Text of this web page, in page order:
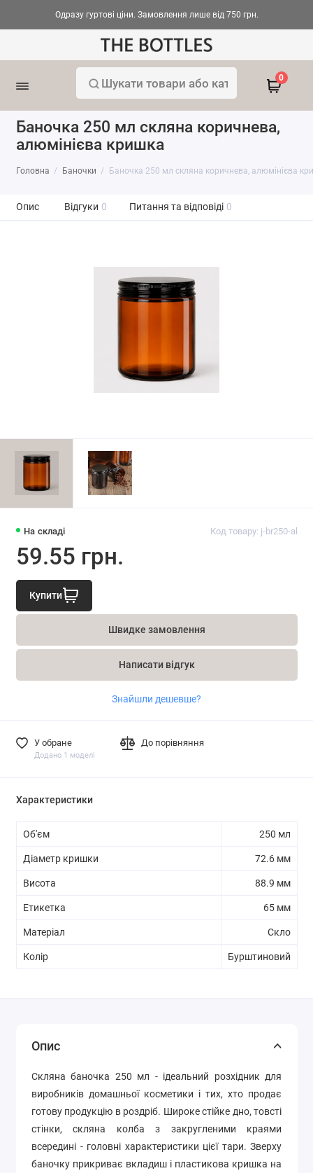
Одразу гуртові ціни. Замовлення лише від 750 грн.
0
Баночка 250 мл скляна коричнева,
алюмінієва кришка
Головна Баночки Баночка 250 мл скляна коричнева, алюмінієва
Опис Відгуки 0 Питання та відповіді 0
На складі Код товару: j-br250-al
59.55 грн.
Купити
Швидке замовлення
Написати відгук
Знайшли дешевше?
У обране
Додано 1 моделі
До порівняння
Характеристики
Об'єм 250 мл
Діаметр кришки 72.6 мм
Висота 88.9 мм
Етикетка 65 мм
Матеріал Скло
Колір Бурштиновий
Опис
Cкляна баночка 250 мл - ідеальний розхідник для
виробників домашньої косметики і тих, хто продає
готову продукцію в роздріб. Широке стійке дно, товсті
стінки, скляна колба з закругленими краями
всередині - головні характеристики цієї тари. Зверху
баночку прикриває вкладиш і пластикова кришка на